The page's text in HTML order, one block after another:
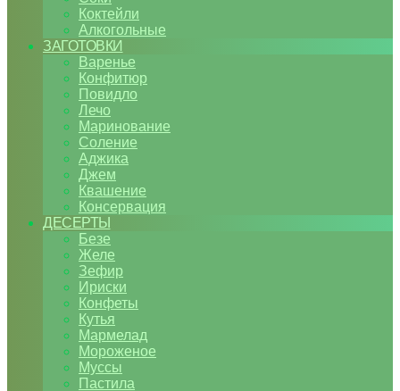
Коктейли
Алкогольные
ЗАГОТОВКИ
Варенье
Конфитюр
Повидло
Лечо
Маринование
Соление
Аджика
Джем
Квашение
Консервация
ДЕСЕРТЫ
Безе
Желе
Зефир
Ириски
Конфеты
Кутья
Мармелад
Мороженое
Муссы
Пастила